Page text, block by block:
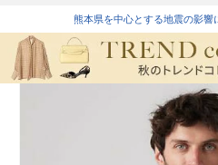
熊本県を中心とする地震の影